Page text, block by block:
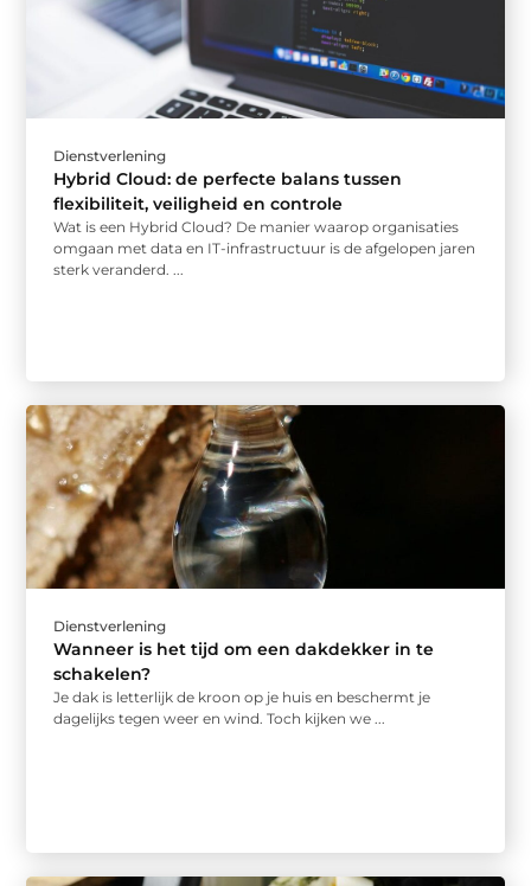
Dienstverlening
Hybrid Cloud: de perfecte balans tussen
flexibiliteit, veiligheid en controle
Wat is een Hybrid Cloud? De manier waarop organisaties
omgaan met data en IT-infrastructuur is de afgelopen jaren
sterk veranderd. ...
Dienstverlening
Wanneer is het tijd om een dakdekker in te
schakelen?
Je dak is letterlijk de kroon op je huis en beschermt je
dagelijks tegen weer en wind. Toch kijken we ...